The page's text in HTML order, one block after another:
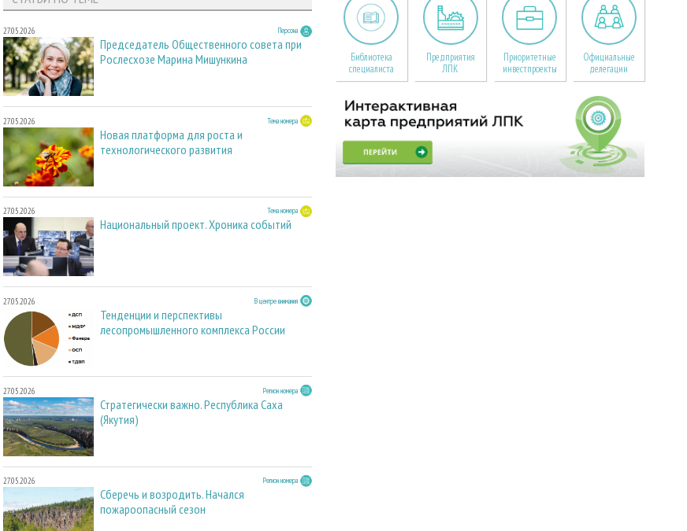
27.05.2026 Персона
Председатель Общественного совета при
Рослесхозе Марина Мишункина
27.05.2026 Тема номера
Новая платформа для роста и
технологического развития
27.05.2026 Тема номера
Национальный проект. Хроника событий
27.05.2026 В центре внимания
Тенденции и перспективы
лесопромышленного комплекса России
27.05.2026 Регион номера
Стратегически важно. Республика Саха
(Якутия)
27.05.2026 Регион номера
Сберечь и возродить. Начался
пожароопасный сезон
Библиотека
специалиста
Предприятия
ЛПК
Приоритетные
инвестпроекты
Официальные
делегации